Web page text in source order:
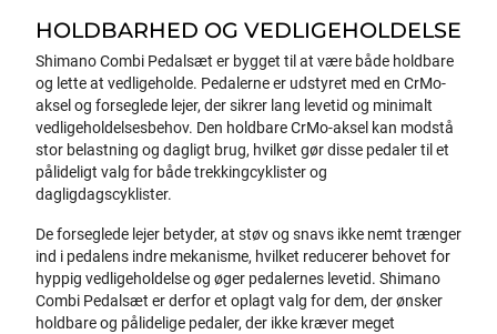
HOLDBARHED OG VEDLIGEHOLDELSE
Shimano Combi Pedalsæt er bygget til at være både holdbare
og lette at vedligeholde. Pedalerne er udstyret med en CrMo-
aksel og forseglede lejer, der sikrer lang levetid og minimalt
vedligeholdelsesbehov. Den holdbare CrMo-aksel kan modstå
stor belastning og dagligt brug, hvilket gør disse pedaler til et
pålideligt valg for både trekkingcyklister og
dagligdagscyklister.
De forseglede lejer betyder, at støv og snavs ikke nemt trænger
ind i pedalens indre mekanisme, hvilket reducerer behovet for
hyppig vedligeholdelse og øger pedalernes levetid. Shimano
Combi Pedalsæt er derfor et oplagt valg for dem, der ønsker
holdbare og pålidelige pedaler, der ikke kræver meget